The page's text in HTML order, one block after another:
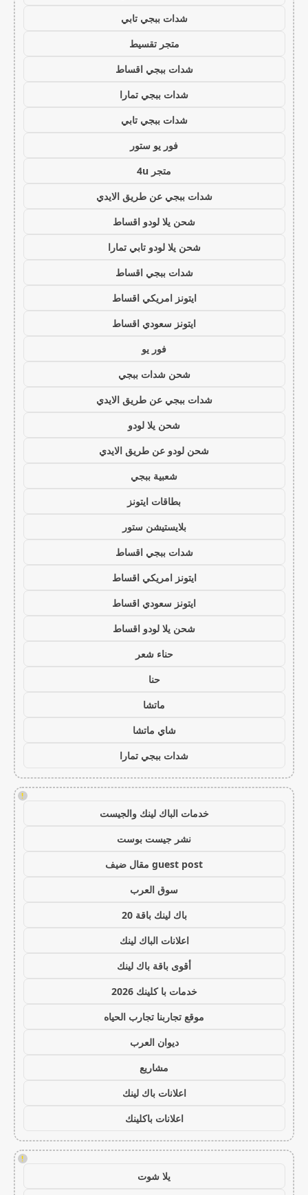
شدات ببجي تابي
متجر تقسيط
شدات ببجي اقساط
شدات ببجي تمارا
شدات ببجي تابي
فور يو ستور
متجر 4u
شدات ببجي عن طريق الايدي
شحن يلا لودو اقساط
شحن يلا لودو تابي تمارا
شدات ببجي اقساط
ايتونز امريكي اقساط
ايتونز سعودي اقساط
فور يو
شحن شدات ببجي
شدات ببجي عن طريق الايدي
شحن يلا لودو
شحن لودو عن طريق الايدي
شعبية ببجي
بطاقات ايتونز
بلايستيشن ستور
شدات ببجي اقساط
ايتونز امريكي اقساط
ايتونز سعودي اقساط
شحن يلا لودو اقساط
حناء شعر
حنا
ماتشا
شاي ماتشا
شدات ببجي تمارا
!
خدمات الباك لينك والجيست
نشر جيست بوست
guest post مقال ضيف
سوق العرب
باك لينك باقة 20
اعلانات الباك لينك
أقوى باقة باك لينك
خدمات با كلينك 2026
موقع تجاربنا تجارب الحياه
ديوان العرب
مشاريع
اعلانات باك لينك
اعلانات باكلينك
!
يلا شوت